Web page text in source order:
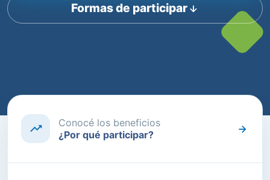
Formas de participar
Conocé los beneficios
¿Por qué participar?